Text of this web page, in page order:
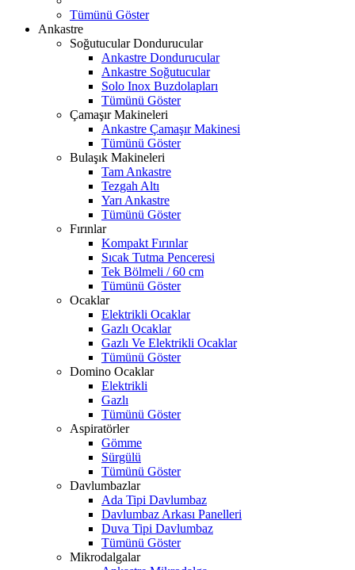
Tümünü Göster
Ankastre
Soğutucular Dondurucular
Ankastre Dondurucular
Ankastre Soğutucular
Solo Inox Buzdolapları
Tümünü Göster
Çamaşır Makineleri
Ankastre Çamaşır Makinesi
Tümünü Göster
Bulaşık Makineleri
Tam Ankastre
Tezgah Altı
Yarı Ankastre
Tümünü Göster
Fırınlar
Kompakt Fırınlar
Sıcak Tutma Penceresi
Tek Bölmeli / 60 cm
Tümünü Göster
Ocaklar
Elektrikli Ocaklar
Gazlı Ocaklar
Gazlı Ve Elektrikli Ocaklar
Tümünü Göster
Domino Ocaklar
Elektrikli
Gazlı
Tümünü Göster
Aspiratörler
Gömme
Sürgülü
Tümünü Göster
Davlumbazlar
Ada Tipi Davlumbaz
Davlumbaz Arkası Panelleri
Duva Tipi Davlumbaz
Tümünü Göster
Mikrodalgalar